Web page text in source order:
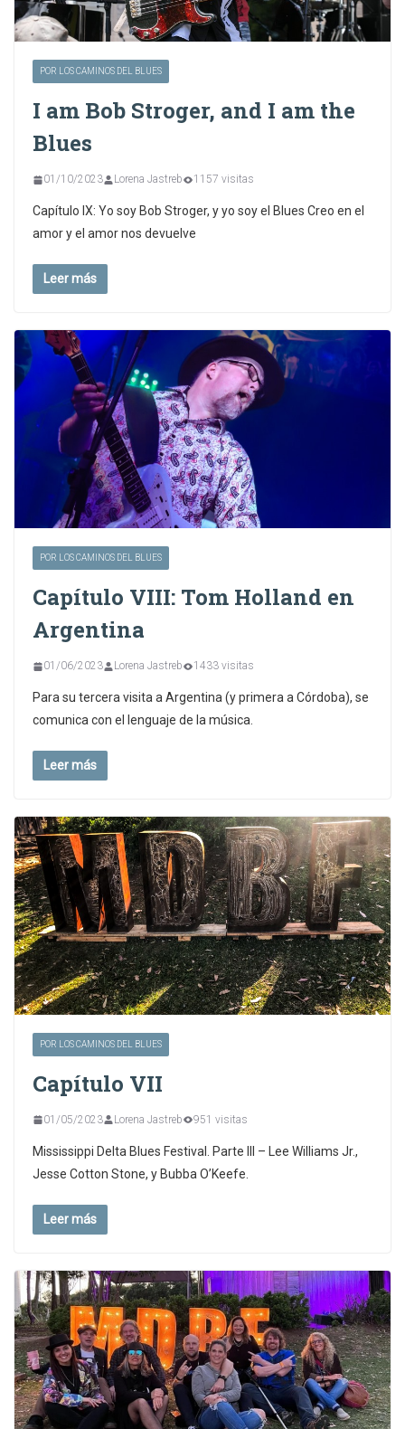
POR LOS CAMINOS DEL BLUES
I am Bob Stroger, and I am the
Blues
01/10/2023 Lorena Jastreb 1157 visitas
Capítulo IX: Yo soy Bob Stroger, y yo soy el Blues Creo en el
amor y el amor nos devuelve
Leer más
POR LOS CAMINOS DEL BLUES
Capítulo VIII: Tom Holland en
Argentina
01/06/2023 Lorena Jastreb 1433 visitas
Para su tercera visita a Argentina (y primera a Córdoba), se
comunica con el lenguaje de la música.
Leer más
POR LOS CAMINOS DEL BLUES
Capítulo VII
01/05/2023 Lorena Jastreb 951 visitas
Mississippi Delta Blues Festival. Parte III – Lee Williams Jr.,
Jesse Cotton Stone, y Bubba O’Keefe.
Leer más